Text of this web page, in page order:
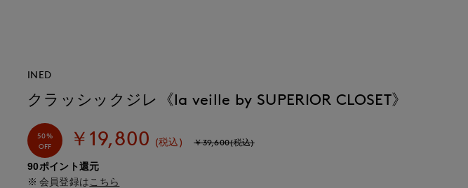
INED
クラッシックジレ《la veille by SUPERIOR CLOSET》
50%
OFF
￥19,800 (税込) ￥39,600(税込)
90ポイント還元
会員登録は こちら